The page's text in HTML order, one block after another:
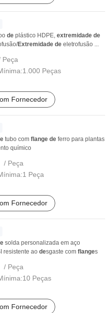
de plástico HDPE, extremidade de
Extremidade de eletrofusão ...
Peça
1.000 Peças
Fornecedor
tubo com flange de ferro para plantas
químico
/ Peça
1 Peça
Fornecedor
solda personalizada em aço
resistente ao desgaste com flanges
/ Peça
10 Peças
Fornecedor